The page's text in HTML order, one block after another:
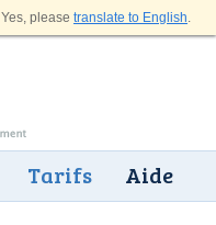
Yes, please translate to English.
Tarifs Aide